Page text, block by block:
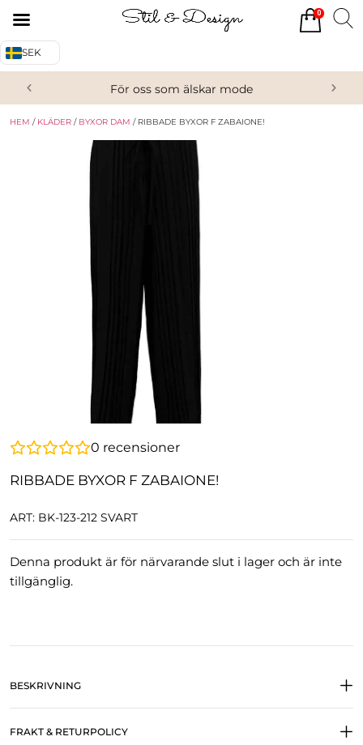
SEK
För oss som älskar mode
HEM / KLÄDER / BYXOR DAM / RIBBADE BYXOR F ZABAIONE!
0 recensioner
RIBBADE BYXOR F ZABAIONE!
ART: BK-123-212 SVART
Denna produkt är för närvarande slut i lager och är inte
tillgänglig.
BESKRIVNING
FRAKT & RETURPOLICY
0
Alla produkter
Accessoarer
Skor/Stövlar
Om oss